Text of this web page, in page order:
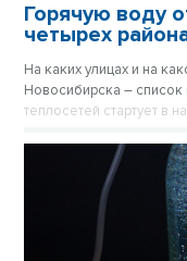
Горячую воду
четырех
На каких улицах и на
Новосибирска – список
теплосетей стартует в